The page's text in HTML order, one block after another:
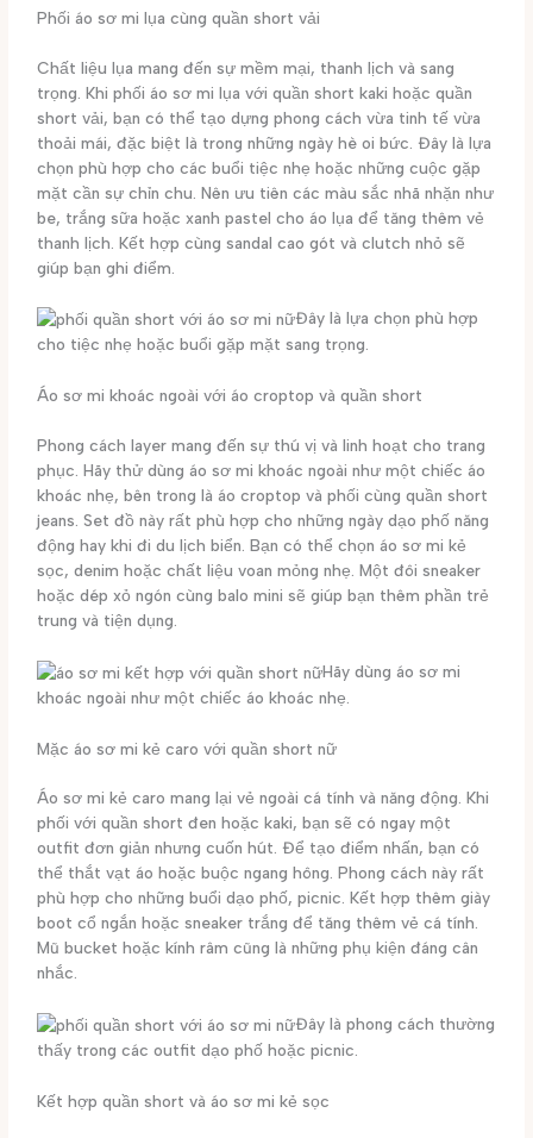
Phối áo sơ mi lụa cùng quần short vải
Chất liệu lụa mang đến sự mềm mại, thanh lịch và sang
trọng. Khi phối áo sơ mi lụa với quần short kaki hoặc quần
short vải, bạn có thể tạo dựng phong cách vừa tinh tế vừa
thoải mái, đặc biệt là trong những ngày hè oi bức. Đây là lựa
chọn phù hợp cho các buổi tiệc nhẹ hoặc những cuộc gặp
mặt cần sự chỉn chu. Nên ưu tiên các màu sắc nhã nhặn như
be, trắng sữa hoặc xanh pastel cho áo lụa để tăng thêm vẻ
thanh lịch. Kết hợp cùng sandal cao gót và clutch nhỏ sẽ
giúp bạn ghi điểm.
Đây là lựa chọn phù hợp
cho tiệc nhẹ hoặc buổi gặp mặt sang trọng.
Áo sơ mi khoác ngoài với áo croptop và quần short
Phong cách layer mang đến sự thú vị và linh hoạt cho trang
phục. Hãy thử dùng áo sơ mi khoác ngoài như một chiếc áo
khoác nhẹ, bên trong là áo croptop và phối cùng quần short
jeans. Set đồ này rất phù hợp cho những ngày dạo phố năng
động hay khi đi du lịch biển. Bạn có thể chọn áo sơ mi kẻ
sọc, denim hoặc chất liệu voan mỏng nhẹ. Một đôi sneaker
hoặc dép xỏ ngón cùng balo mini sẽ giúp bạn thêm phần trẻ
trung và tiện dụng.
Hãy dùng áo sơ mi
khoác ngoài như một chiếc áo khoác nhẹ.
Mặc áo sơ mi kẻ caro với quần short nữ
Áo sơ mi kẻ caro mang lại vẻ ngoài cá tính và năng động. Khi
phối với quần short đen hoặc kaki, bạn sẽ có ngay một
outfit đơn giản nhưng cuốn hút. Để tạo điểm nhấn, bạn có
thể thắt vạt áo hoặc buộc ngang hông. Phong cách này rất
phù hợp cho những buổi dạo phố, picnic. Kết hợp thêm giày
boot cổ ngắn hoặc sneaker trắng để tăng thêm vẻ cá tính.
Mũ bucket hoặc kính râm cũng là những phụ kiện đáng cân
nhắc.
Đây là phong cách thường
thấy trong các outfit dạo phố hoặc picnic.
Kết hợp quần short và áo sơ mi kẻ sọc